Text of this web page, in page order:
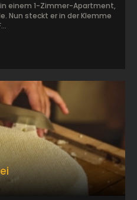
einem 1-Zimmer-Apartment,
Nun steckt er in der Klemme